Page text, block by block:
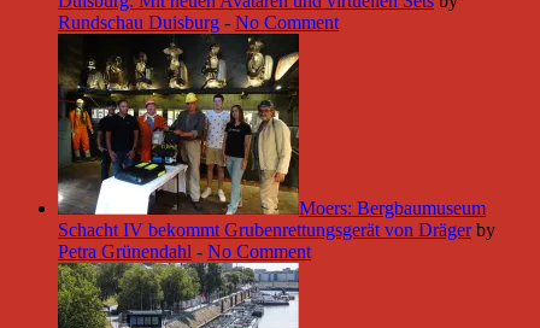
Rundschau Duisburg - No Comment
Moers: Bergbaumuseum
Schacht IV bekommt Grubenrettungsgerät von Dräger by
Petra Grünendahl - No Comment